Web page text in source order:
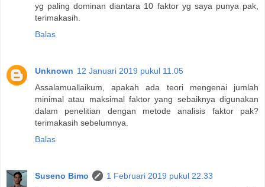
yg paling dominan diantara 10 faktor yg saya punya pak,
terimakasih.
Balas
Unknown 12 Januari 2019 pukul 11.05
Assalamuallaikum, apakah ada teori mengenai jumlah
minimal atau maksimal faktor yang sebaiknya digunakan
dalam penelitian dengan metode analisis faktor pak?
terimakasih sebelumnya.
Balas
Suseno Bimo
1 Februari 2019 pukul 22.33